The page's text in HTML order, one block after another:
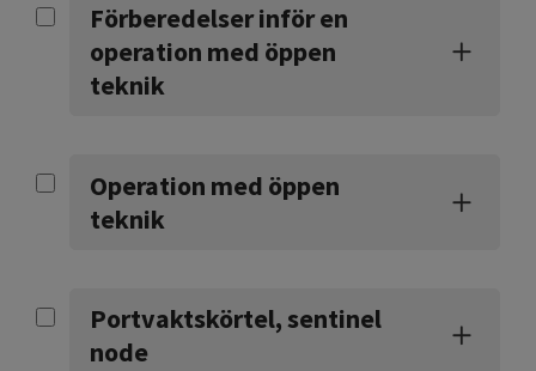
Förberedelser inför en
operation med öppen
teknik
Operation med öppen
teknik
Portvaktskörtel, sentinel
node